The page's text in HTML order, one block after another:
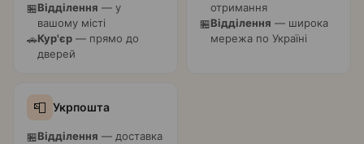
🏪Відділення — у
вашому місті
🚗Кур'єр — прямо до
дверей
отримання
🏪Відділення — широка
мережа по Україні
📮 Укрпошта
🏪Відділення — доставка